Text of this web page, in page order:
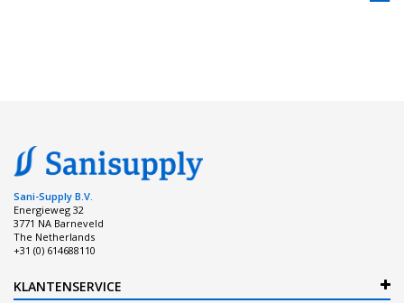
Sani-Supply B.V.
Energieweg 32
3771 NA Barneveld
The Netherlands
+31 (0) 614688110
KLANTENSERVICE